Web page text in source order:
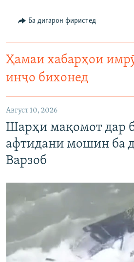
Ба дигарон фиристед
Ҳамаи хабарҳои
инҷо бихонед
Август 10, 2026
Шарҳи мақомот дар
афтидани мошин ба
Варзоб